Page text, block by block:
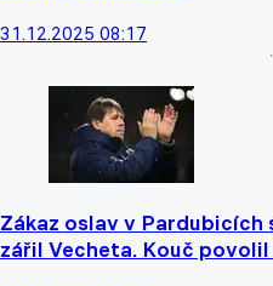
31.12.2025 08:17
Zákaz oslav v Pardubicích
zářil Vecheta. Kouč